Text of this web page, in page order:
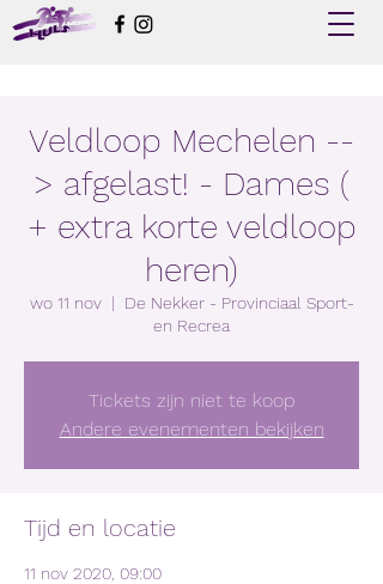
Veldloop Mechelen --
> afgelast! - Dames (
+ extra korte veldloop
heren)
wo 11 nov
  |
De Nekker - Provinciaal Sport-
en Recrea
Tickets zijn niet te koop
Andere evenementen bekijken
Tijd en locatie
11 nov 2020, 09:00